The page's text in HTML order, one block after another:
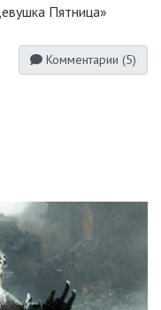
Пятница»
Комментарии (5)